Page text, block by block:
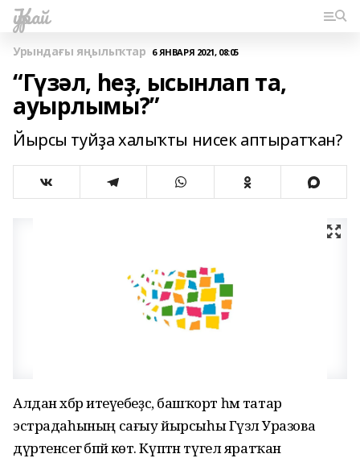
Ҡурай
Урындағы яңылыҡтар 6 ЯНВАРЯ 2021, 08:05
“Гүзәл, һеҙ, ысынлап та,
ауырлымы?”
Йырсы туйҙа халыҡты нисек аптыратҡан?
Алдан хәбәр итеүебеҙсә, башҡорт һәм татар
эстрадаһының сағыу йырсыһы Гүзәл Уразова
дүртенсегә бәпәй көтә. Күптән түгел яратҡан